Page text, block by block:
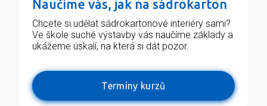
Naučíme vás, jak na sádrokarton
Chcete si udělat sádrokartonové interiéry sami?
Ve škole suché výstavby vás naučíme základy a
ukážeme úskalí, na která si dát pozor.
Termíny kurzů